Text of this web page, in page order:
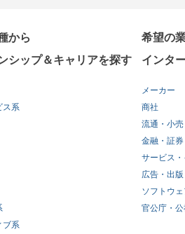
から
シップ＆キャリアを探す
ス系
ブ系
希望の
インタ
メーカー
商社
流通・小売
金融・証
サービス・
広告・出
ソフトウ
官公庁・